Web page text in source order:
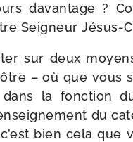
davan­tage ?
Seigneur Jésus-
sur deux
– où que vous
la fonc­tion
du
bien cela